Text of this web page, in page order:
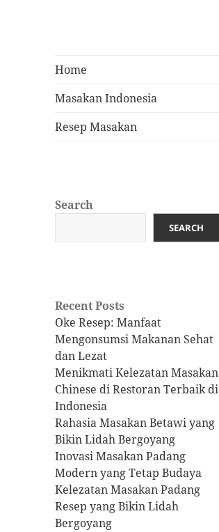
Home
Masakan Indonesia
Resep Masakan
Search
SEARCH
Recent Posts
Oke Resep: Manfaat
Mengonsumsi Makanan Sehat
dan Lezat
Menikmati Kelezatan Masakan
Chinese di Restoran Terbaik di
Indonesia
Rahasia Masakan Betawi yang
Bikin Lidah Bergoyang
Inovasi Masakan Padang
Modern yang Tetap Budaya
Kelezatan Masakan Padang
Resep yang Bikin Lidah
Bergoyang